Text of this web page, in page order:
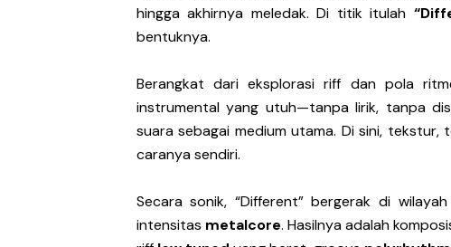
hingga akhirnya meledak. Di titik itulah
bentuknya.
Berangkat dari eksplorasi riff dan pola
instrumental yang utuh—tanpa lirik, tanpa
suara sebagai medium utama. Di sini,
caranya sendiri.
Secara sonik, “Different” bergerak di
intensitas metalcore. Hasilnya adalah